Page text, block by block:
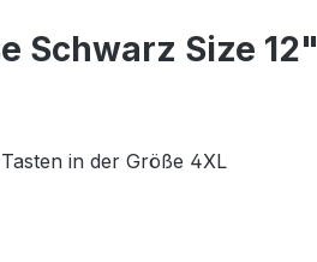
Schwarz Size 12"
in der Größe 4XL